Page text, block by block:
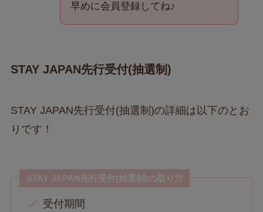
早めに会員登録してね♪
STAY JAPAN先行受付(抽選制)
STAY JAPAN先行受付(抽選制)の詳細は以下のとお
りです！
STAY JAPAN先行受付(抽選制)の取り方
受付期間